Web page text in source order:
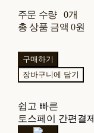
주문 수량
0개
총 상품 금액 0원
구매하기
장바구니에 담기
쉽고 빠른
토스페이 간편결제